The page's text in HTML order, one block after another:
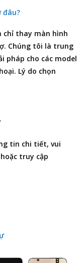
đâu?
chỉ thay màn hình
Chúng tôi là trung
pháp cho các model
Lý do chọn
tin chi tiết, vui
truy cập